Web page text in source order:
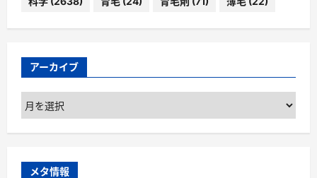
アーカイブ
ア
ー
カ
ブ
メタ情報